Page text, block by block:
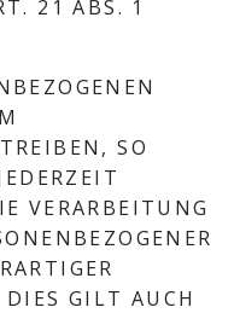
21 ABS. 1
SO
VERARBEITUNG
GILT AUCH